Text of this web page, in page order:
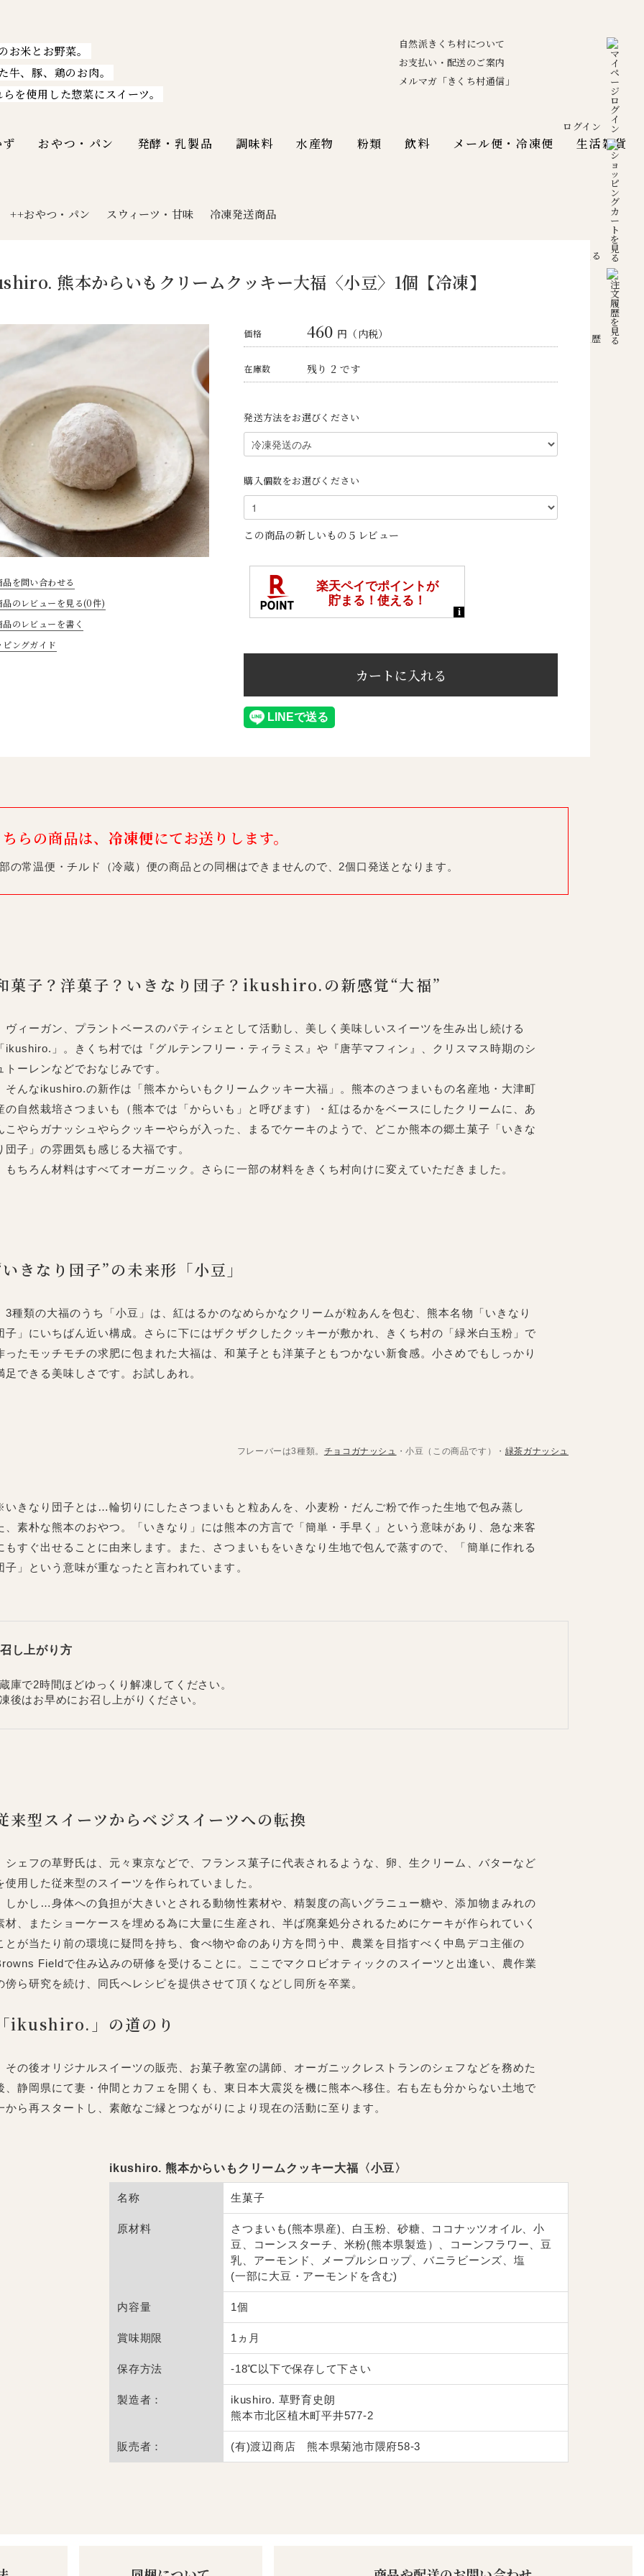
お米とお野菜。
牛、豚、鶏のお肉。
らを使用した惣菜にスイーツ。
おやつ・パン 発酵・乳製品 調味料 水産物 粉類 飲料 メール便・冷凍便 生活雑貨
自然派きくち村について
お支払い・配送のご案内
メルマガ「きくち村通信」
ログイン
カートを見る
注文履歴
++おやつ・パン スウィーツ・甘味 冷凍発送商品
熊本からいもクリームクッキー大福〈小豆〉1個【冷凍】
品を問い合わせる
品のレビューを見る(0件)
品のレビューを書く
ピングガイド
価格 460 円（内税）
在庫数 残り 2 です
発送方法をお選びください
購入個数をお選びください
この商品の新しいもの５レビュー
ちらの商品は、 冷凍便にてお送りします。
の常温便・チルド（冷蔵）便の商品との同梱はできませんので、2個口発送となります。
菓子？洋菓子？いきなり団子？ikushiro.の新感覚“大福”
ヴィーガン、プラントベースのパティシェとして活動し、美しく美味しいスイーツを生み出し続ける
「ikushiro.」。きくち村では『グルテンフリー・ティラミス』や『唐芋マフィン』、クリスマス時期のシ
トーレンなどでおなじみです。
そんなikushiro.の新作は「熊本からいもクリームクッキー大福」。熊本のさつまいもの名産地・大津町
の自然栽培さつまいも（熊本では「からいも」と呼びます）・紅はるかをベースにしたクリームに、あ
こやらガナッシュやらクッキーやらが入った、まるでケーキのようで、どこか熊本の郷土菓子「いきな
団子」の雰囲気も感じる大福です。
もちろん材料はすべてオーガニック。さらに一部の材料をきくち村向けに変えていただきました。
きなり団子”の未来形「小豆」
3種類の大福のうち「小豆」は、紅はるかのなめらかなクリームが粒あんを包む、熊本名物「いきなり
子」にいちばん近い構成。さらに下にはザクザクしたクッキーが敷かれ、きくち村の「緑米白玉粉」で
ったモッチモチの求肥に包まれた大福は、和菓子とも洋菓子ともつかない新食感。小さめでもしっかり
足できる美味しさです。お試しあれ。
フレーバーは3種類。 チョコガナッシュ ・小豆（この商品です）・ 緑茶ガナッシュ
いきなり団子とは…輪切りにしたさつまいもと粒あんを、小麦粉・だんご粉で作った生地で包み蒸し
、素朴な熊本のおやつ。「いきなり」には熊本の方言で「簡単・手早く」という意味があり、急な来客
もすぐ出せることに由来します。また、さつまいもをいきなり生地で包んで蒸すので、「簡単に作れる
子」という意味が重なったと言われています。
し上がり方
庫で2時間ほどゆっくり解凍してください。
後はお早めにお召し上がりください。
来型スイーツからベジスイーツへの転換
シェフの草野氏は、元々東京などで、フランス菓子に代表されるような、卵、生クリーム、バターなど
使用した従来型のスイーツを作られていました。
しかし…身体への負担が大きいとされる動物性素材や、精製度の高いグラニュー糖や、添加物まみれの
材、またショーケースを埋める為に大量に生産され、半ば廃棄処分されるためにケーキが作られていく
とが当たり前の環境に疑問を持ち、食べ物や命のあり方を問う中、農業を目指すべく中島デコ主催の
Fieldで住み込みの研修を受けることに。ここでマクロビオティックのスイーツと出逢い、農作業
傍ら研究を続け、同氏へレシピを提供させて頂くなどし同所を卒業。
「ikushiro.」の道のり
その後オリジナルスイーツの販売、お菓子教室の講師、オーガニックレストランのシェフなどを務めた
、静岡県にて妻・仲間とカフェを開くも、東日本大震災を機に熊本へ移住。右も左も分からない土地で
から再スタートし、素敵なご縁とつながりにより現在の活動に至ります。
ikushiro. 熊本からいもクリームクッキー大福〈小豆〉
名称 生菓子
原材料
さつまいも(熊本県産)、白玉粉、砂糖、ココナッツオイル、小
豆、コーンスターチ、米粉(熊本県製造）、コーンフラワー、豆
乳、アーモンド、メープルシロップ、バニラビーンズ、塩
(一部に大豆・アーモンドを含む)
内容量 1個
賞味期限 1ヵ月
保存方法 -18℃以下で保存して下さい
製造者：
ikushiro. 草野育史朗
熊本市北区植木町平井577-2
販売者： (有)渡辺商店 熊本県菊池市隈府58-3